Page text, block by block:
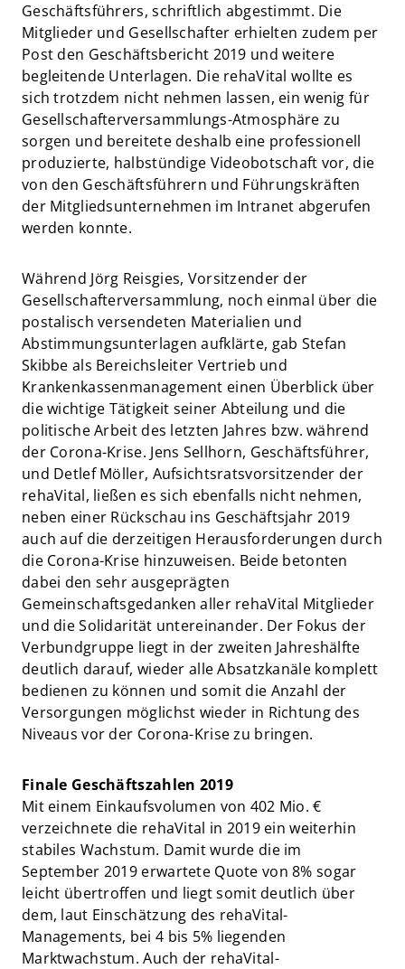
Geschäftsführers, schriftlich abgestimmt. Die
Mitglieder und Gesellschafter erhielten zudem per
Post den Geschäftsbericht 2019 und weitere
begleitende Unterlagen. Die rehaVital wollte es
sich trotzdem nicht nehmen lassen, ein wenig für
Gesellschafterversammlungs-Atmosphäre zu
sorgen und bereitete deshalb eine professionell
produzierte, halbstündige Videobotschaft vor, die
von den Geschäftsführern und Führungskräften
der Mitgliedsunternehmen im Intranet abgerufen
werden konnte.
Während Jörg Reisgies, Vorsitzender der
Gesellschafterversammlung, noch einmal über die
postalisch versendeten Materialien und
Abstimmungsunterlagen aufklärte, gab Stefan
Skibbe als Bereichsleiter Vertrieb und
Krankenkassenmanagement einen Überblick über
die wichtige Tätigkeit seiner Abteilung und die
politische Arbeit des letzten Jahres bzw. während
der Corona-Krise. Jens Sellhorn, Geschäftsführer,
und Detlef Möller, Aufsichtsratsvorsitzender der
rehaVital, ließen es sich ebenfalls nicht nehmen,
neben einer Rückschau ins Geschäftsjahr 2019
auch auf die derzeitigen Herausforderungen durch
die Corona-Krise hinzuweisen. Beide betonten
dabei den sehr ausgeprägten
Gemeinschaftsgedanken aller rehaVital Mitglieder
und die Solidarität untereinander. Der Fokus der
Verbundgruppe liegt in der zweiten Jahreshälfte
deutlich darauf, wieder alle Absatzkanäle komplett
bedienen zu können und somit die Anzahl der
Versorgungen möglichst wieder in Richtung des
Niveaus vor der Corona-Krise zu bringen.
Finale Geschäftszahlen 2019
Mit einem Einkaufsvolumen von 402 Mio. €
verzeichnete die rehaVital in 2019 ein weiterhin
stabiles Wachstum. Damit wurde die im
September 2019 erwartete Quote von 8% sogar
leicht übertroffen und liegt somit deutlich über
dem, laut Einschätzung des rehaVital-
Managements, bei 4 bis 5% liegenden
Marktwachstum. Auch der rehaVital-